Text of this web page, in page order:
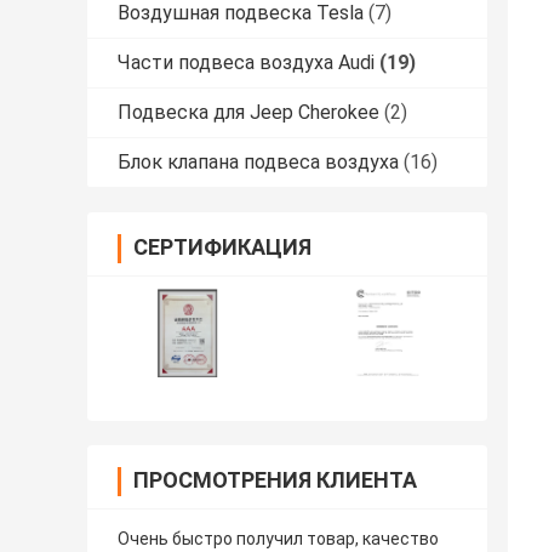
Воздушная подвеска Tesla (7)
Части подвеса воздуха Audi (19)
Подвеска для Jeep Cherokee (2)
Блок клапана подвеса воздуха (16)
СЕРТИФИКАЦИЯ
ПРОСМОТРЕНИЯ КЛИЕНТА
Очень быстро получил товар, качество